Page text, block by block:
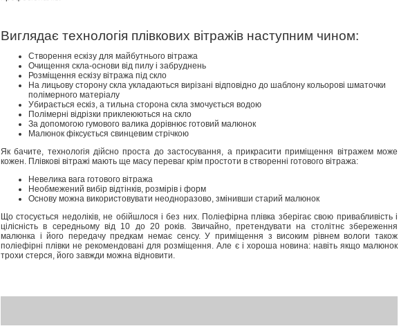
Виглядає технологія плівкових вітражів наступним чином:
Створення ескізу для майбутнього вітража
Очищення скла-основи від пилу і забруднень
Розміщення ескізу вітража під скло
На лицьову сторону скла укладаються вирізані відповідно до шаблону кольорові шматочки
полімерного матеріалу
Убирається ескіз, а тильна сторона скла змочується водою
Полімерні відрізки приклеюються на скло
За допомогою гумового валика дорівнює готовий малюнок
Малюнок фіксується свинцевим стрічкою
Як бачите, технологія дійсно проста до застосування, а прикрасити приміщення вітражем може
кожен. Плівкові вітражі мають ще масу переваг крім простоти в створенні готового вітража:
Невелика вага готового вітража
Необмежений вибір відтінків, розмірів і форм
Основу можна використовувати неодноразово, змінивши старий малюнок
Що стосується недоліків, не обійшлося і без них. Поліефірна плівка зберігає свою привабливість і
цілісність в середньому від 10 до 20 років. Звичайно, претендувати на столітнє збереження
малюнка і його передачу предкам немає сенсу. У приміщення з високим рівнем вологи також
поліефірні плівки не рекомендовані для розміщення. Але є і хороша новина: навіть якщо малюнок
трохи стерся, його завжди можна відновити.